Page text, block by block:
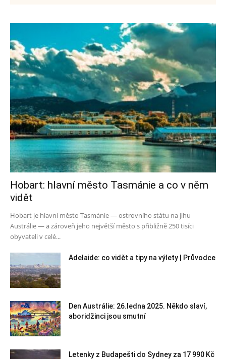
Hobart: hlavní město Tasmánie a co v něm
vidět
Hobart je hlavní město Tasmánie — ostrovního státu na jihu
Austrálie — a zároveň jeho největší město s přibližně 250 tisíci
obyvateli v celé...
Adelaide: co vidět a tipy na výlety | Průvodce
Den Austrálie: 26.ledna 2025. Někdo slaví,
aboridžinci jsou smutní
Letenky z Budapešti do Sydney za 17 990 Kč